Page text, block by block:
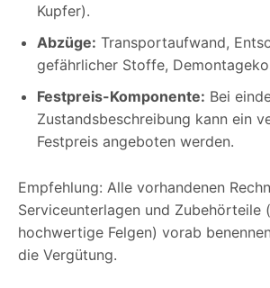
Kupfer).
Abzüge: Transportaufwand,
gefährlicher Stoffe,
Festpreis-Komponente: Bei
Zustandsbeschreibung kann ein
Festpreis angeboten werden.
Empfehlung: Alle vorhandenen
Serviceunterlagen und Zubehörteile
hochwertige Felgen) vorab
die Vergütung.